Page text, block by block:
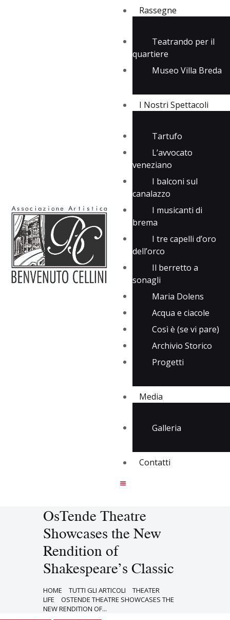
Rassegne
Teatrando per il
quartiere
Museo Villa Breda
I Nostri Spettacoli
Tartufo
L’avvocato
veneziano
I balconi sul
canalazzo
I musicanti di
brema
I tre capelli d’oro
dell’orco
Il berretto a
sonagli
Maria Dolens
Acqua e ciacole
Così è (se vi pare)
Archivio Storico
Progetti
Media
Galleria
Contatti
OsTende Theatre
Showcases the New
Rendition of
Shakespeare’s Classic
HOME TUTTI GLI ARTICOLI
THEATER
LIFE
OSTENDE THEATRE SHOWCASES THE
NEW RENDITION OF...
I Nostri Spettacoli